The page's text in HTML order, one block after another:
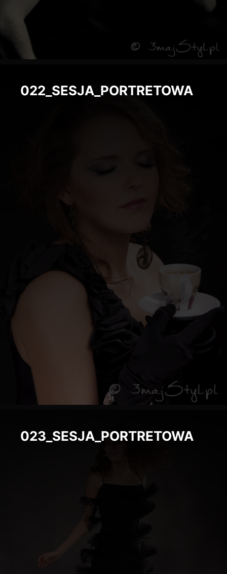
022_SESJA_PORTRETOWA
023_SESJA_PORTRETOWA